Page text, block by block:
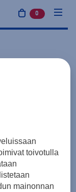
0 tuotetta
toivotulla
mainonnan